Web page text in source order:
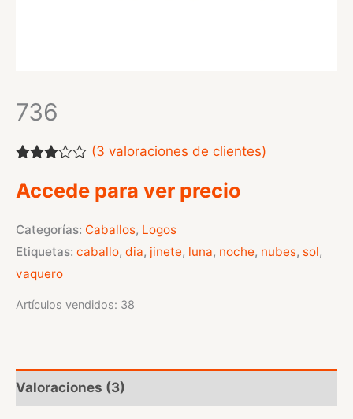
736
con
3.00de
5 en
base a
valoraciones
de
(3 valoraciones de clientes)
Accede para ver precio
Categorías: Caballos, Logos
Etiquetas: caballo, dia, jinete, luna, noche, nubes, sol,
vaquero
Artículos vendidos: 38
Valoraciones (3)